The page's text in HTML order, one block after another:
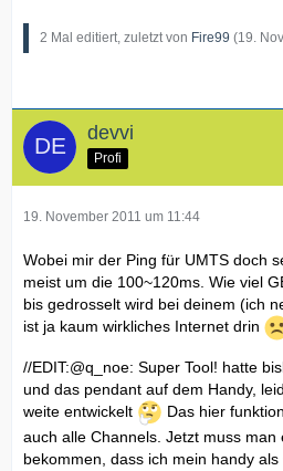
2 Mal editiert, zuletzt von Fire99 (19.
devvi
Profi
19. November 2011 um 11:44
Wobei mir der Ping für UMTS doch
meist um die 100~120ms. Wie viel
bis gedrosselt wird bei deinem (ich
ist ja kaum wirkliches Internet drin
//EDIT:@q_noe: Super Tool! hatte
und das pendant auf dem Handy,
weite entwickelt
Das hier
auch alle Channels. Jetzt muss man
bekommen, dass ich mein handy